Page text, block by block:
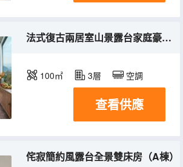
法式復古兩居室山景露台家庭豪華套房（B棟）
100㎡ 3層 空調
查看供應
侘寂簡約風露台全景雙床房（A棟）